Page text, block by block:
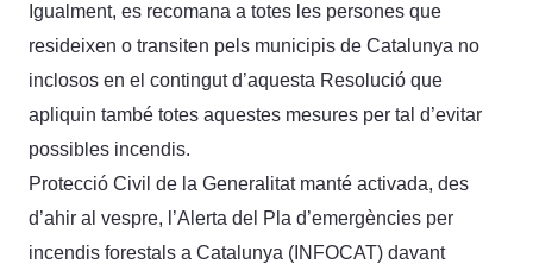
Igualment, es recomana a totes les persones que
resideixen o transiten pels municipis de Catalunya no
inclosos en el contingut d’aquesta Resolució que
apliquin també totes aquestes mesures per tal d’evitar
possibles incendis.
Protecció Civil de la Generalitat manté activada, des
d’ahir al vespre, l’Alerta del Pla d’emergències per
incendis forestals a Catalunya (INFOCAT) davant